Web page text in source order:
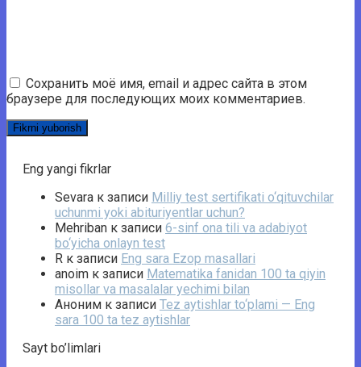
Сохранить моё имя, email и адрес сайта в этом
браузере для последующих моих комментариев.
Eng yangi fikrlar
Sevara к записи Milliy test sertifikati o‘qituvchilar
uchunmi yoki abituriyentlar uchun?
Mehriban к записи 6-sinf ona tili va adabiyot
bo‘yicha onlayn test
R к записи Eng sara Ezop masallari
anoim к записи Matematika fanidan 100 ta qiyin
misollar va masalalar yechimi bilan
Аноним к записи Tez aytishlar to‘plami — Eng
sara 100 ta tez aytishlar
Sayt bo’limlari